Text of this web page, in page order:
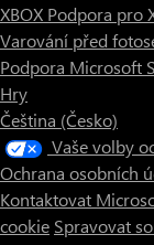
XBOX Podpora pro
Varování před
Podpora Microsoft
Hry
Čeština (Česko)
Vaše volby
Ochrana osobních
Kontaktovat
cookie Spravovat